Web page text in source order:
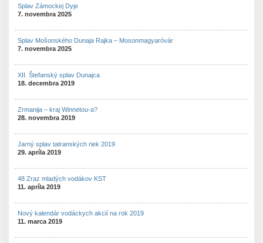
Splav Zámockej Dyje
7. novembra 2025
Splav Mošonského Dunaja Rajka – Mosonmagyaróvár
7. novembra 2025
XII. Štefanský splav Dunajca
18. decembra 2019
Zrmanija – kraj Winnetou-a?
28. novembra 2019
Jarný splav tatranských riek 2019
29. apríla 2019
48 Zraz mladých vodákov KST
11. apríla 2019
Nový kalendár vodáckych akcií na rok 2019
11. marca 2019